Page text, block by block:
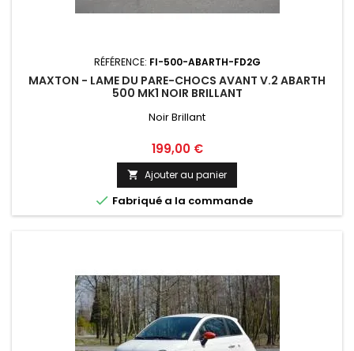
RÉFÉRENCE: FI-500-ABARTH-FD2G
MAXTON - LAME DU PARE-CHOCS AVANT V.2 ABARTH
500 MK1 NOIR BRILLANT
Noir Brillant
Prix
199,00 €
 Ajouter au panier
 Fabriqué a la commande